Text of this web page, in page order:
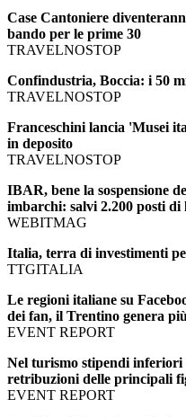
Case Cantoniere
bando per le prime 30
TRAVELNOSTOP
Confindustria, Boccia: i 50
TRAVELNOSTOP
Franceschini lancia 'Musei
in deposito
TRAVELNOSTOP
IBAR, bene la sospensione
imbarchi: salvi 2.200 posti di
WEBITMAG
Italia, terra di investimenti
TTGITALIA
Le regioni italiane su
dei fan, il Trentino genera
EVENT REPORT
Nel turismo stipendi inferiori
retribuzioni delle principali
EVENT REPORT